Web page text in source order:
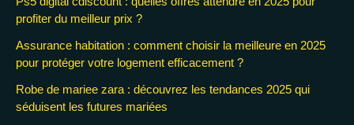
profiter du meilleur prix ?
Assurance habitation : comment choisir la meilleure en 2025
pour protéger votre logement efficacement ?
Robe de mariee zara : découvrez les tendances 2025 qui
séduisent les futures mariées